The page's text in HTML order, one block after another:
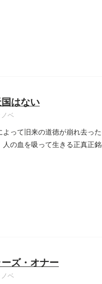
はない
ベ
よって旧来の道徳が崩れ去っ
人の血を吸って生きる正真
ズ・オナー
ベ